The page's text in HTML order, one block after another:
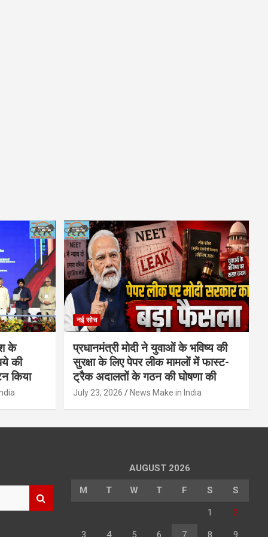
के
की
किया
नई सोच
प्रधानमंत्री मोदी ने युवाओं के भविष्य की
सुरक्षा के लिए पेपर लीक मामलों में फास्ट-
ट्रैक अदालतों के गठन की घोषणा की
July 23, 2026 News Make in India
AUGUST 2026
M T W T F S S
1 2
3 4 5 6 7 8 9